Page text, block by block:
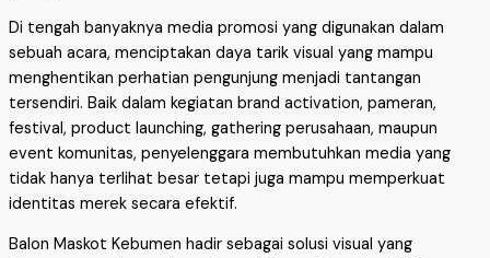
Di tengah banyaknya media promosi yang digunakan dalam
sebuah acara, menciptakan daya tarik visual yang mampu
menghentikan perhatian pengunjung menjadi tantangan
tersendiri. Baik dalam kegiatan brand activation, pameran,
festival, product launching, gathering perusahaan, maupun
event komunitas, penyelenggara membutuhkan media yang
tidak hanya terlihat besar tetapi juga mampu memperkuat
identitas merek secara efektif.
Balon Maskot Kebumen hadir sebagai solusi visual yang